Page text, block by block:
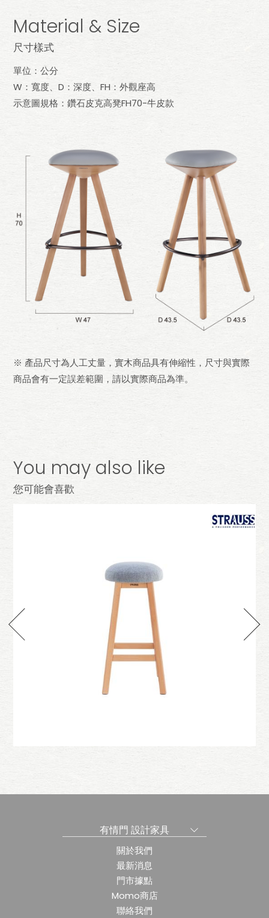
Material & Size
尺寸樣式
單位：公分
W：寬度、D：深度、FH：外觀座高
示意圖規格：鑽石皮克高凳FH70-牛皮款
※ 產品尺寸為人工丈量，實木商品具有伸縮性，尺寸與實際
商品會有一定誤差範圍，請以實際商品為準。
You may also like
您可能會喜歡
有情門 設計家具
關於我們
最新消息
門市據點
Momo商店
聯絡我們